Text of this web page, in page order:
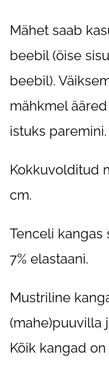
Mähet saab
beebil (öise
beebil).
mähkmel
istuks paremini.
Kokkuvolditud
cm.
Tenceli kangas
7% elastaani.
Mustriline
(mahe)puuvilla
Kõik kangad